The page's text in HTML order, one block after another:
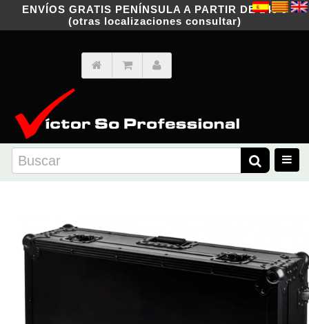
ENVÍOS GRATIS PENÍNSULA A PARTIR DE 149 €
(otras localizaciones consultar)